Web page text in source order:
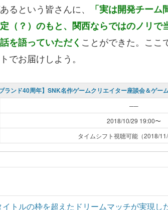
るという皆さんに、
「実は開発チーム
（？）のもと、関西ならではのノリで
を語っていただく ことができた。ここ
でお届けしよう。
ランド40周年】SNK名作ゲームクリエイター座談会＆ゲー
──
2018/10/29 19:00〜
タイムシフト視聴可能（2018/11/
イトルの枠を超えたドリームマッチが実現し